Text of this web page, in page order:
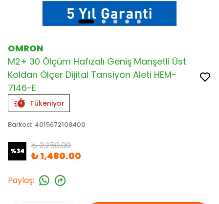
OMRON
M2+ 30 Ölçüm Hafızalı Geniş Manşetli Üst
Koldan Ölçer Dijital Tansiyon Aleti HEM-
7146-E
Tükeniyor
Barkod: 4015672108400
%34 ₺ 2,250.00
₺ 1,480.00
Paylaş: